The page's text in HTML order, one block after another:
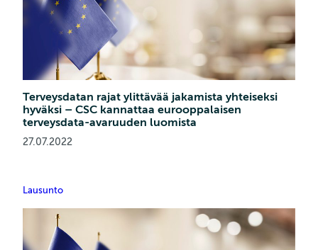
Terveysdatan rajat ylittävää jakamista yhteiseksi
hyväksi – CSC kannattaa eurooppalaisen
terveysdata-avaruuden luomista
27.07.2022
Lausunto